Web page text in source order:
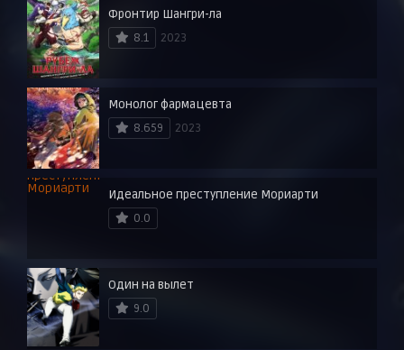
Фронтир Шангри-ла
8.1
2023
Монолог фармацевта
8.659
2023
Идеальное преступление Мориарти
0.0
Один на вылет
9.0